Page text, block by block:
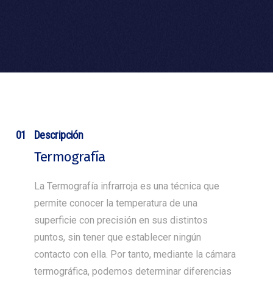
01 Descripción
Termografía
La Termografía infrarroja es una técnica que
permite conocer la temperatura de una
superficie con precisión en sus distintos
puntos, sin tener que establecer ningún
contacto con ella. Por tanto, mediante la cámara
termográfica, podemos determinar diferencias